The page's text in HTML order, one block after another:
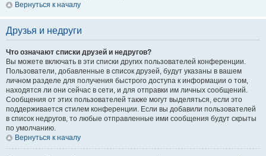
Вернуться к началу
Друзья и недруги
Что означают списки друзей и недругов?
Вы можете включать в эти списки других пользователей конференции.
Пользователи, добавленные в список друзей, будут указаны в вашем
личном разделе для получения быстрого доступа к информации о том,
находятся ли они сейчас в сети, и для отправки им личных сообщений.
Сообщения от этих пользователей также могут выделяться, если это
поддерживается стилем конференции. Если вы добавили пользователей
в список недругов, то любые отправленные ими сообщения будут скрыты
по умолчанию.
Вернуться к началу